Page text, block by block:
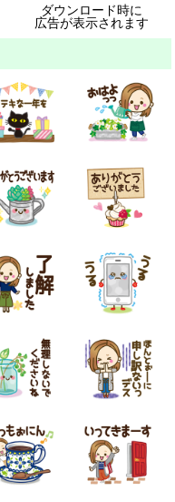
ダウンロード時に
広告が表示されます